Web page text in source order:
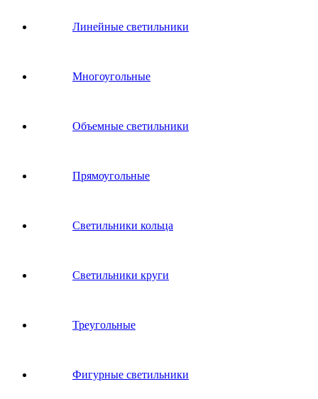
Линейные светильники
Многоугольные
Объемные светильники
Прямоугольные
Светильники кольца
Светильники круги
Треугольные
Фигурные светильники